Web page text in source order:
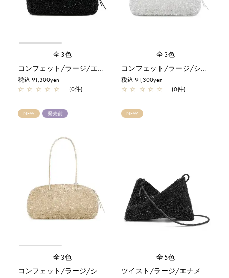
全3色
コンフェット/ラージ/エナメルブラック
税込 91,300yen
☆ ☆ ☆ ☆ ☆ (0件)
全3色
コンフェット/ラージ/シルバー
税込 91,300yen
☆ ☆ ☆ ☆ ☆ (0件)
NEW 発売前
全3色
コンフェット/ラージ/シルバーゴールド
NEW
全5色
ツイスト/ラージ/エナメルブラック